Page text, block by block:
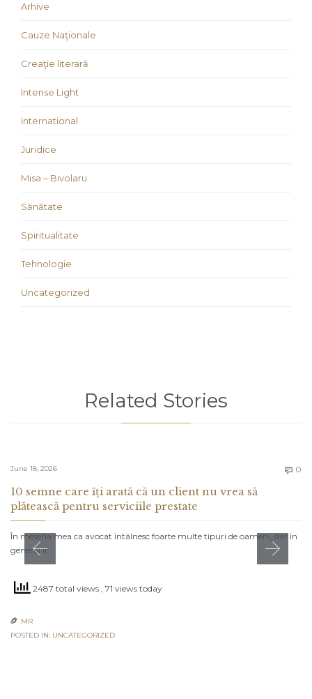
Arhive
Cauze Naţionale
Creaţie literară
Intense Light
international
Juridice
Misa – Bivolaru
Sănătate
Spiritualitate
Tehnologie
Uncategorized
Related Stories
June 18, 2026  0
10 semne care îți arată că un client nu vrea să
plătească pentru serviciile prestate
În meseria mea ca avocat întâlnesc foarte multe tipuri de oameni, dar în
general îi…
2487 total views , 71 views today
 MR
POSTED IN: UNCATEGORIZED